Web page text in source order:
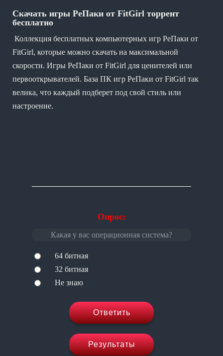
Опрос:
Какая у вас операционная система?
64 битная
32 битная
Не знаю
Ответить
Результаты
Скачать игры РеПаки от FitGirl торрент
бесплатно
Коллекция бесплатных компьютерных игр РеПаки от
FitGirl, которые можно скачать на максимальной
скорости. Игры РеПаки от FitGirl для ценителей или
первооткрывателей. База ПК игр РеПаки от FitGirl так
велика, что каждый подберет под свой стиль или
настроение.